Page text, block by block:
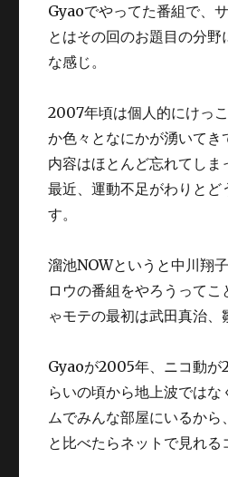
Gyaoでやってた番組で、
とはその回のお題目の分
な感じ。
2007年頃は個人的にけっ
か色々となにかが湧いて
内容はほとんど忘れてしま
最近、運動不足がわりとど
す。
溜池NOWというと中川翔
ロウの番組をやろうって
ゃモテの最初は武田真治
Gyaoが2005年、ニコ動が
らいの頃から地上波では
ムでみんな部屋にいるか
と比べたらネットで見れる